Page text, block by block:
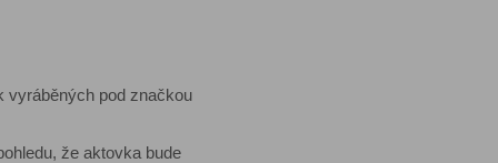
vyráběných pod značkou
že aktovka bude